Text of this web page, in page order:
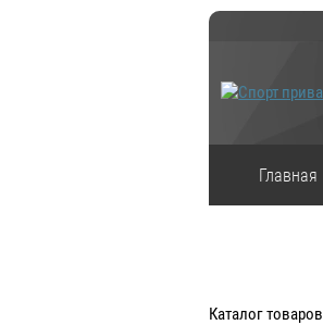
Главная
Каталог товаров